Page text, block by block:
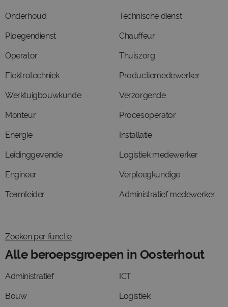
Onderhoud
Ploegendienst
Operator
Elektrotechniek
Werktuigbouwkunde
Monteur
Energie
Leidinggevende
Engineer
Teamleider
Technische dienst
Chauffeur
Thuiszorg
Productiemedewerker
Verzorgende
Procesoperator
Installatie
Logistiek medewerker
Verpleegkundige
Administratief medewerker
Zoeken per functie
Alle beroepsgroepen in Oosterhout
Administratief
Bouw
ICT
Logistiek